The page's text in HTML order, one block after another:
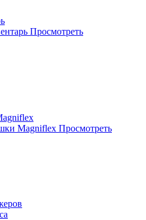
Просмотреть
Magniflex Просмотреть